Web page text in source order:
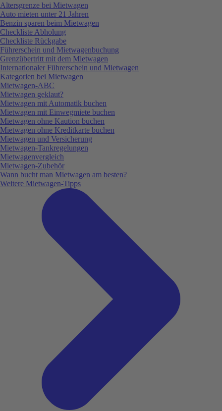
Altersgrenze bei Mietwagen
Auto mieten unter 21 Jahren
Benzin sparen beim Mietwagen
Checkliste Abholung
Checkliste Rückgabe
Führerschein und Mietwagenbuchung
Grenzübertritt mit dem Mietwagen
Internationaler Führerschein und Mietwagen
Kategorien bei Mietwagen
Mietwagen-ABC
Mietwagen geklaut?
Mietwagen mit Automatik buchen
Mietwagen mit Einwegmiete buchen
Mietwagen ohne Kaution buchen
Mietwagen ohne Kreditkarte buchen
Mietwagen und Versicherung
Mietwagen-Tankregelungen
Mietwagenvergleich
Mietwagen-Zubehör
Wann bucht man Mietwagen am besten?
Weitere Mietwagen-Tipps